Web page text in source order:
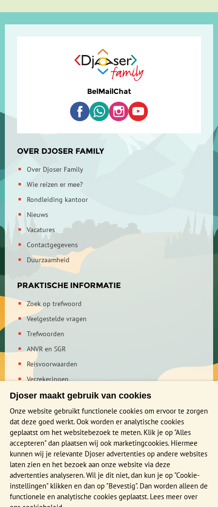
BelMailChat
OVER DJOSER FAMILY
Over Djoser Family
Wie reizen er mee?
Rondleiding kantoor
Nieuws
Vacatures
Contactgegevens
Duurzaamheid
PRAKTISCHE INFORMATIE
Zoek op trefwoord
Veelgestelde vragen
Trefwoorden
ANVR en SGR
Reisvoorwaarden
Verzekeringen
Reis en boek met Djoser zekerheid
Privacy verklaring
MEER WETEN?
Brochure aanvragen
Presentaties en Infodagen
Aanmelden nieuwsbrief
Djoser maakt gebruik van cookies
Onze website gebruikt functionele cookies om ervoor te zorgen
dat deze goed werkt. Ook worden er analytische cookies
geplaatst om het websitebezoek te meten. Klik je op "Alles
accepteren" dan plaatsen wij ook marketingcookies. Hiermee
kunnen wij je relevante Djoser advertenties op andere websites
laten zien en het bezoek aan onze website via deze
advertenties analyseren. Wil je dit niet, dan kun je op "Cookie-
instellingen" klikken en dan op "Bevestig". Dan worden alleen de
functionele en analytische cookies geplaatst. Lees meer over